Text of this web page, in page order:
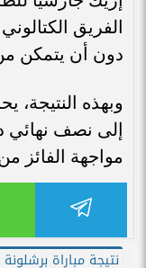
الفريق
دون أن يتمكن
وبهذه النتيجة،
إلى نصف نهائي
مواجهة الفائز
نتيجة مباراة